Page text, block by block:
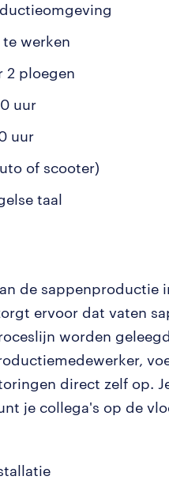
werken
2 ploegen
uur
uur
of scooter)
taal
de sappenproductie
ervoor dat vaten
worden
direct zelf op.
je collega's op de